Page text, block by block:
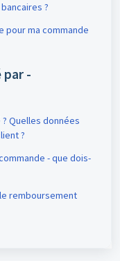
?
pour ma commande
-
Quelles données
?
- que dois-
remboursement